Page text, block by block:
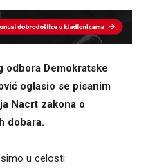
odbora Demokratske
oglasio se pisanim
Nacrt zakona o
dobara.
u celosti: